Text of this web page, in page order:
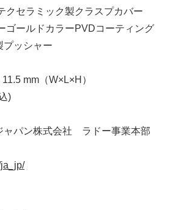
クセラミック製クラスプカバー
ゴールドカラーPVDコーティング
プッシャー
mm（W×L×H）
)
ャパン株式会社 ラドー事業本部